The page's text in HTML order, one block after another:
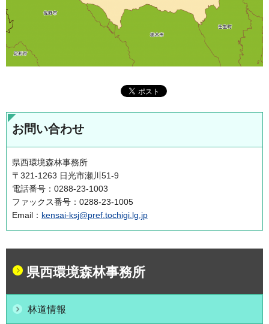
お問い合わせ
県西環境森林事務所
〒321-1263 日光市瀬川51-9
電話番号：0288-23-1003
ファックス番号：0288-23-1005
Email： kensai-ksj@pref.tochigi.lg.jp
県西環境森林事務所
林道情報